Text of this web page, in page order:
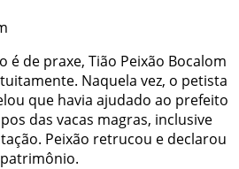
é de praxe, Tião Peixão Bocalom
Naquela vez, o petista
que havia ajudado ao prefeito
das vacas magras, inclusive
Peixão retrucou e declarou